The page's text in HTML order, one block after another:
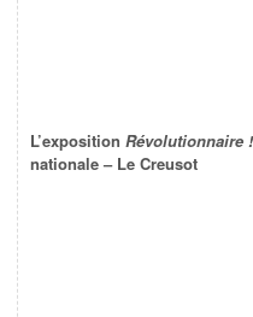
L’exposition Révolutionnaire !
nationale – Le Creusot